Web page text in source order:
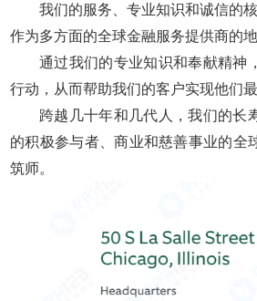
我们的服务、专业知识和诚信的
作为多方面的全球金融服务提供商的
通过我们的专业知识和奉献精神
行动，从而帮助我们的客户实现他们
跨越几十年和几代人，我们的长
的积极参与者、商业和慈善事业的全
筑师。